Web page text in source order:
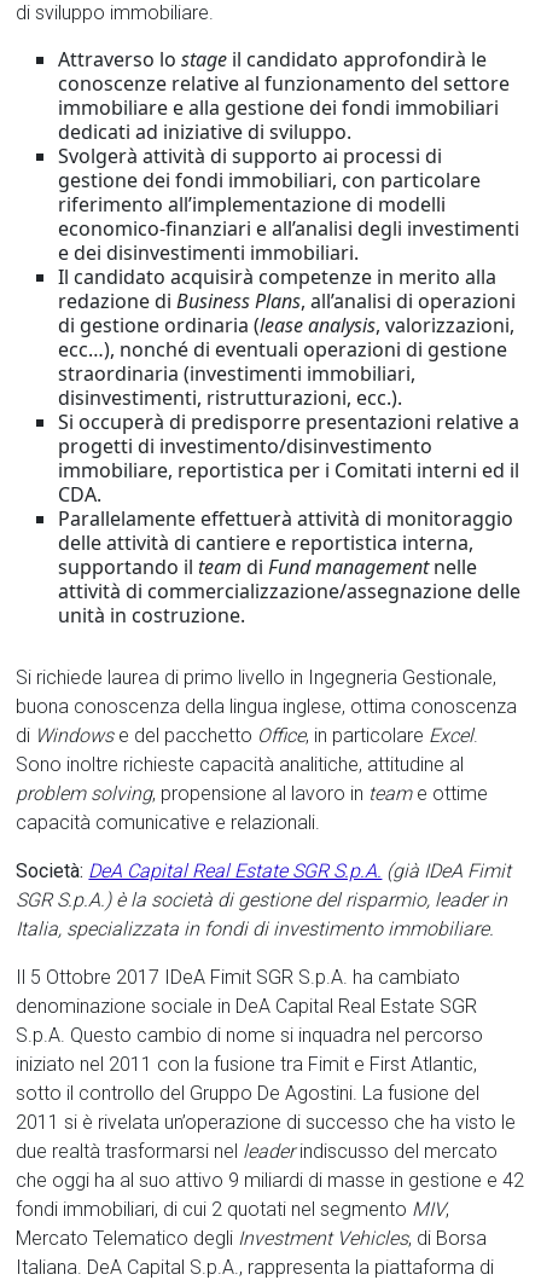
di sviluppo immobiliare.
Attraverso lostage il candidato approfondirà le
conoscenze relative al funzionamento del settore
immobiliare e alla gestione dei fondi immobiliari
dedicati ad iniziative di sviluppo.
Svolgerà attività di supporto ai processi di
gestione dei fondi immobiliari, con particolare
riferimento all’implementazione di modelli
economico-finanziari e all’analisi degli investimenti
e dei disinvestimenti immobiliari.
Il candidato acquisirà competenze in merito alla
redazione diBusiness Plans, all’analisi di operazioni
di gestione ordinaria (lease analysis, valorizzazioni,
ecc…), nonché di eventuali operazioni di gestione
straordinaria (investimenti immobiliari,
disinvestimenti, ristrutturazioni, ecc.).
Si occuperà di predisporre presentazioni relative a
progetti di investimento/disinvestimento
immobiliare, reportistica per i Comitati interni ed il
CDA.
Parallelamente effettuerà attività di monitoraggio
delle attività di cantiere e reportistica interna,
supportando ilteam diFund managementnelle
attività di commercializzazione/assegnazione delle
unità in costruzione.
Si richiede laurea di primo livello in Ingegneria Gestionale,
buona conoscenza della lingua inglese, ottima conoscenza
di Windowse del pacchetto Office, in particolare Excel.
Sono inoltre richieste capacità analitiche, attitudine al
problem solving, propensione al lavoro in teame ottime
capacità comunicative e relazionali.
Società: DeA Capital Real Estate SGR S.p.A. (già IDeA Fimit
SGR S.p.A.) è la società di gestione del risparmio, leaderin
Italia, specializzata in fondi di investimento immobiliare.
Il 5 Ottobre 2017 IDeA Fimit SGR S.p.A. ha cambiato
denominazione sociale in DeA Capital Real Estate SGR
S.p.A. Questo cambio di nome si inquadra nel percorso
iniziato nel 2011 con la fusione tra Fimit e First Atlantic,
sotto il controllo del Gruppo De Agostini. La fusione del
2011 si è rivelata un’operazione di successo che ha visto le
due realtà trasformarsi nel leaderindiscusso del mercato
che oggi ha al suo attivo 9 miliardi di masse in gestione e 42
fondi immobiliari, di cui 2 quotati nel segmento MIV,
Mercato Telematico degli Investment Vehicles, di Borsa
Italiana. DeA Capital S.p.A., rappresenta la piattaforma di